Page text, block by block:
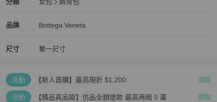
品牌
Bottega Veneta精品女包品牌介紹
Bottega Veneta
Bottega Veneta推薦清單
尺寸 單一尺寸
活動 【新人首購】最高現折 $1,200 領取
活動 【精品真品險】仿品全額退款 最高再賠 5 萬 領取